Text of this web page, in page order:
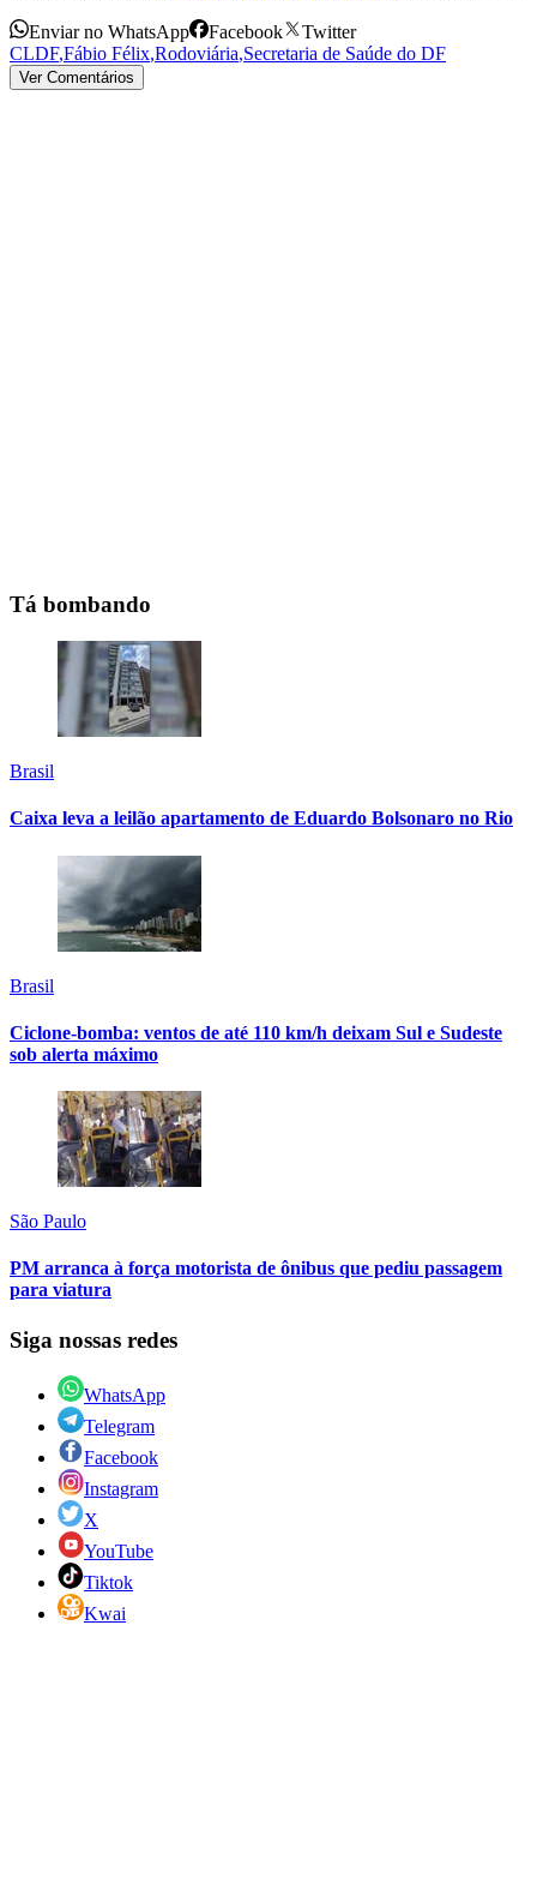
Enviar no WhatsApp Facebook
Twitter
CLDF,Fábio Félix,Rodoviária,Secretaria de Saúde do DF
Ver Comentários
Tá bombando
Brasil
Caixa leva a leilão apartamento de Eduardo Bolsonaro no Rio
Brasil
Ciclone-bomba: ventos de até 110 km/h deixam Sul e Sudeste
sob alerta máximo
São Paulo
PM arranca à força motorista de ônibus que pediu passagem
para viatura
Siga nossas redes
WhatsApp
Telegram
Facebook
Instagram
X
YouTube
Tiktok
Kwai